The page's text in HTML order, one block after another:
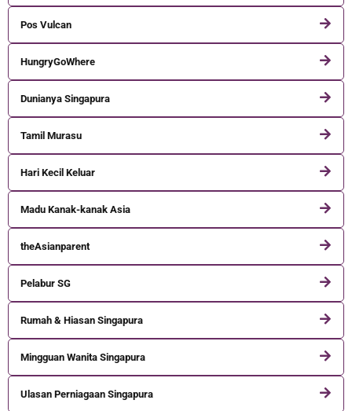
Pos Vulcan
HungryGoWhere
Dunianya Singapura
Tamil Murasu
Hari Kecil Keluar
Madu Kanak-kanak Asia
theAsianparent
Pelabur SG
Rumah & Hiasan Singapura
Mingguan Wanita Singapura
Ulasan Perniagaan Singapura